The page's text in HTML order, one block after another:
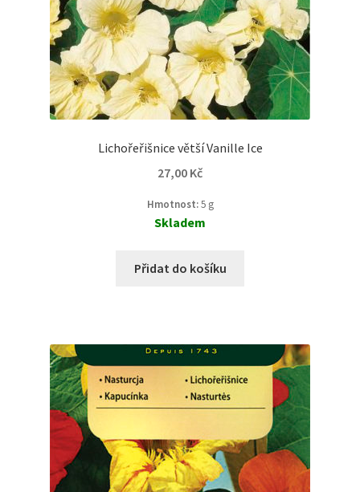
Lichořeřišnice větší Vanille Ice
27,00 Kč
Hmotnost:5 g
Skladem
Přidat do košíku